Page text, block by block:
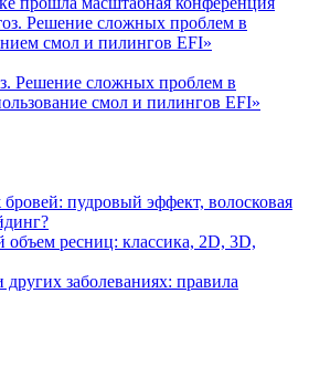
Решение сложных проблем в
смол и пилингов EFI»
Решение сложных проблем в
смол и пилингов EFI»
пудровый эффект, волосковая
объем ресниц: классика, 2D, 3D,
заболеваниях: правила